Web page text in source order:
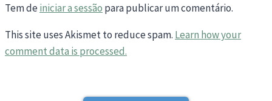
Tem deiniciar a sessão para publicar um comentário.
This site uses Akismet to reduce spam. Learn how your
comment data is processed.